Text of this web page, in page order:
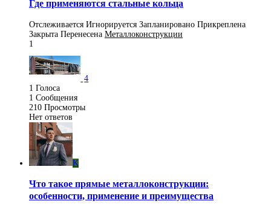
Где применяются стальные кольца
Отслеживается Игнорируется Запланировано Прикреплена
Закрыта Перенесена Металлоконструкции
1
4
1 Голоса
1 Сообщения
210 Просмотры
Нет ответов
K
Что такое прямые металлоконструкции:
особенности, применение и преимущества